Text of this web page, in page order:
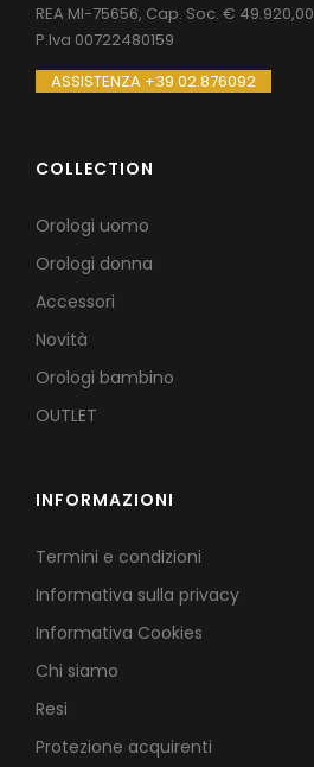
REA MI-75656, Cap. Soc. € 49.920,00
P.Iva 00722480159
ASSISTENZA +39 02.876092
COLLECTION
Orologi uomo
Orologi donna
Accessori
Novità
Orologi bambino
OUTLET
INFORMAZIONI
Termini e condizioni
Informativa sulla privacy
Informativa Cookies
Chi siamo
Resi
Protezione acquirenti